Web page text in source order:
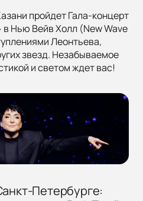
пройдет Гала-концерт
в Нью Вейв Холл (New Wave
Леонтьева,
звезд. Незабываемое
и светом ждет вас!
Петербурге: